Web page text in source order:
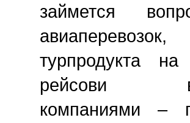
займется
турпродукта
рейсови
компаниями –